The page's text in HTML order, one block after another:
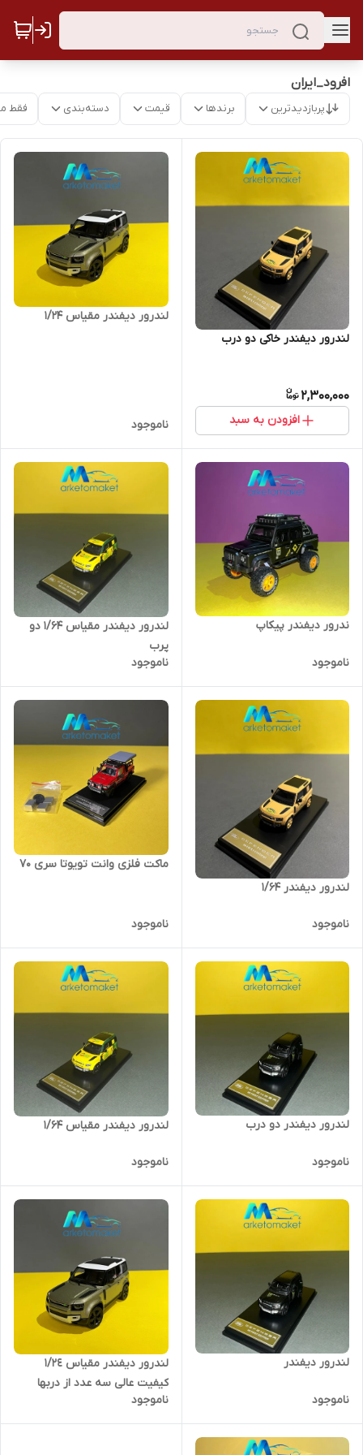
افرود_ایران
پربازدیدترین برندها قیمت دسته‌بندی فقط
لندرور دیفندر خاکی دو درب
2,300,000
افزودن به سبد
لندرور دیفندر مقیاس 1/24
ناموجود
ندرور دیفندر پیکاپ
ناموجود
لندرور دیفندر مقیاس ١/۶۴ دو
پرب
ناموجود
لندرور دیفندر 1/64
ناموجود
ماکت فلزی وانت تویوتا سری ۷۰
ناموجود
لندرور دیفندر دو درب
ناموجود
لندرور دیفندر مقیاس ١/64
ناموجود
لندرور دیفندر
ناموجود
لندرور دیفندر مقیاس ١/٢٤
کیفیت عالی سه عدد از دربها
ناموجود